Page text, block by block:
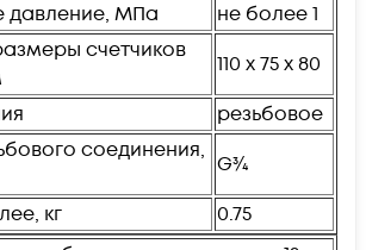
давление, МПа
не более 1
счетчиков
110 x 75 x 80
резьбовое
соединения,
G3⁄4
кг
0.75